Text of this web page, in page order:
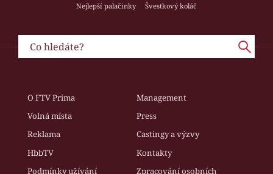
Nejlepší palačinky
Švestkový koláč
O FTV Prima
Management
Volná místa
Press
Reklama
Castingy a výzvy
HbbTV
Kontakty
Podmínky užívání
Zpracování osobních